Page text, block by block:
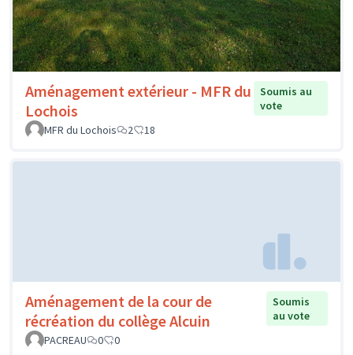
Aménagement extérieur - MFR du
Lochois
Soumis au
vote
MFR du Lochois
2 18
Aménagement de la cour de
récréation du collège Alcuin
Soumis
au vote
PACREAU
0 0